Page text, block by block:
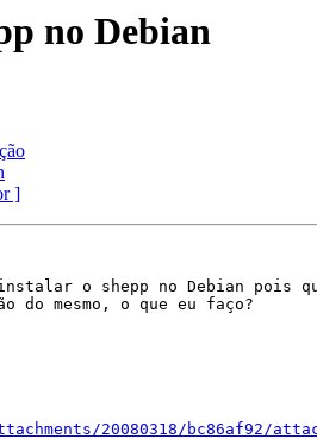
no Debian
]
o shepp no Debian pois
do mesmo, o que eu faço?
20080318/bc86af92/